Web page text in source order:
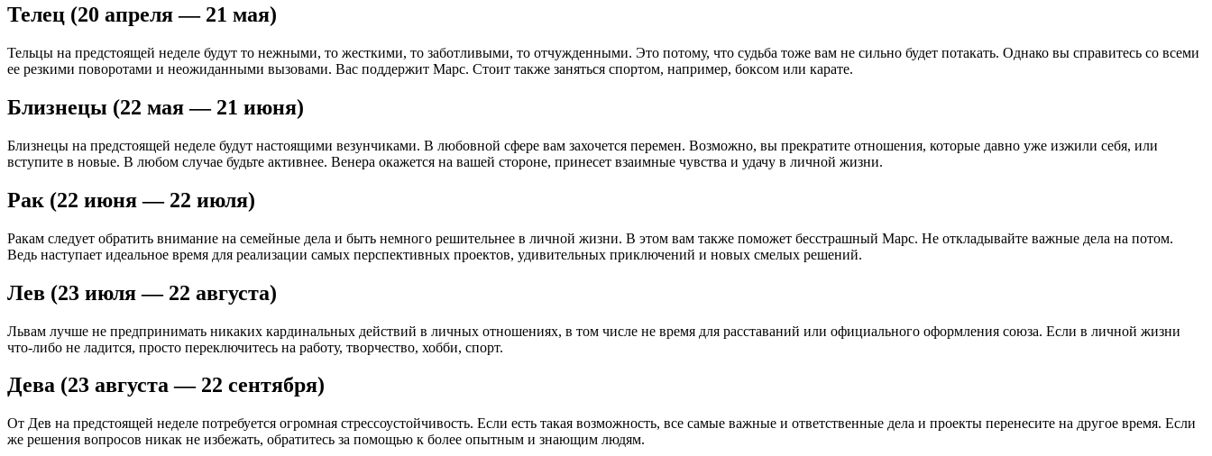
Телец (20 апреля — 21 мая)
Тельцы на предстоящей неделе будут то нежными, то жесткими, то заботливыми, то отчужденными. Это потому, что судьба тоже вам не сильно будет потакать. Однако вы справитесь со всеми
ее резкими поворотами и неожиданными вызовами. Вас поддержит Марс. Стоит также заняться спортом, например, боксом или карате.
Близнецы (22 мая — 21 июня)
Близнецы на предстоящей неделе будут настоящими везунчиками. В любовной сфере вам захочется перемен. Возможно, вы прекратите отношения, которые давно уже изжили себя, или
вступите в новые. В любом случае будьте активнее. Венера окажется на вашей стороне, принесет взаимные чувства и удачу в личной жизни.
Рак (22 июня — 22 июля)
Ракам следует обратить внимание на семейные дела и быть немного решительнее в личной жизни. В этом вам также поможет бесстрашный Марс. Не откладывайте важные дела на потом.
Ведь наступает идеальное время для реализации самых перспективных проектов, удивительных приключений и новых смелых решений.
Лев (23 июля — 22 августа)
Львам лучше не предпринимать никаких кардинальных действий в личных отношениях, в том числе не время для расставаний или официального оформления союза. Если в личной жизни
что-либо не ладится, просто переключитесь на работу, творчество, хобби, спорт.
Дева (23 августа — 22 сентября)
От Дев на предстоящей неделе потребуется огромная стрессоустойчивость. Если есть такая возможность, все самые важные и ответственные дела и проекты перенесите на другое время. Если
же решения вопросов никак не избежать, обратитесь за помощью к более опытным и знающим людям.